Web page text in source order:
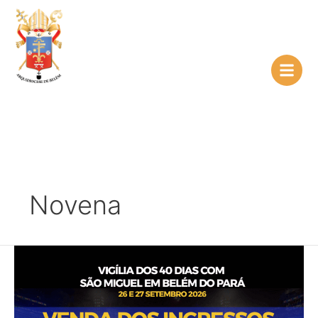
para
conteúdo
Novena
Vigília